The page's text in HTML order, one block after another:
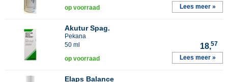
op voorraad Lees meer »
Akutur Spag.
Pekana
50 ml
18,57
op voorraad Lees meer »
Elaps Balance